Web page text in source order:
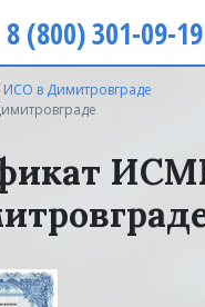
8 (800) 301-09-19
ИСО в Димитровграде